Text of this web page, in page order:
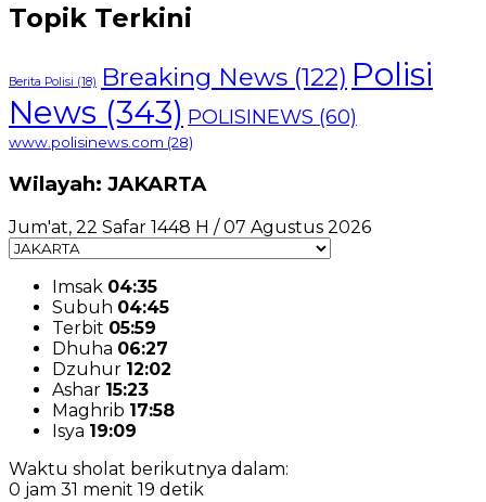
Topik Terkini
Berita Polisi (18) Breaking News (122) Polisi
News (343) POLISINEWS (60)
www.polisinews.com (28)
Wilayah: JAKARTA
Jum'at, 22 Safar 1448 H / 07 Agustus 2026
Imsak 04:35
Subuh 04:45
Terbit 05:59
Dhuha 06:27
Dzuhur 12:02
Ashar 15:23
Maghrib 17:58
Isya 19:09
Waktu sholat berikutnya dalam:
0 jam 31 menit 18 detik